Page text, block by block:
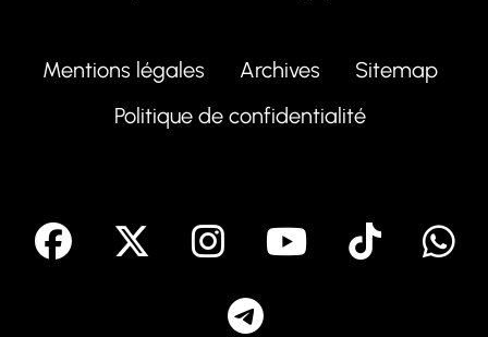
Mentions légales Archives
Sitemap
Politique de confidentialité
facebook Instagram
Youtube
Tik